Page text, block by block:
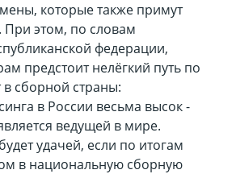
которые также примут
При этом, по словам
федерации,
предстоит нелёгкий путь по
сборной страны:
в России весьма высок -
ведущей в мире.
удачей, если по итогам
в национальную сборную